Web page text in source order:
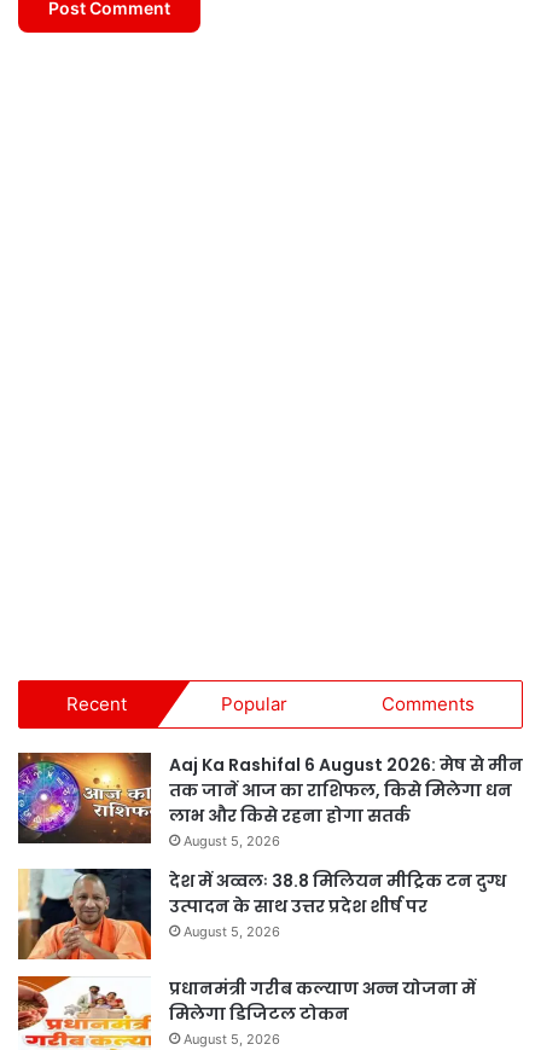
Recent Popular Comments
Aaj Ka Rashifal 6 August 2026: मेष से मीन
तक जानें आज का राशिफल, किसे मिलेगा धन
लाभ और किसे रहना होगा सतर्क
August 5, 2026
देश में अव्वलः 38.8 मिलियन मीट्रिक टन दुग्ध
उत्पादन के साथ उत्तर प्रदेश शीर्ष पर
August 5, 2026
प्रधानमंत्री गरीब कल्याण अन्न योजना में
मिलेगा डिजिटल टोकन
August 5, 2026